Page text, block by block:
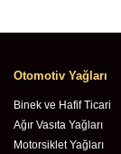
Otomotiv Yağları
Binek ve Hafif Ticari
Ağır Vasıta Yağları
Motorsiklet Yağları